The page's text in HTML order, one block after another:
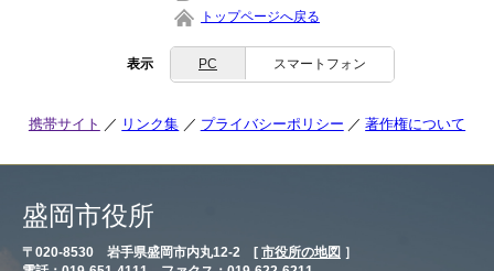
トップページへ戻る
表示 PC スマートフォン
携帯サイト リンク集 プライバシーポリシー 著作権について
盛岡市役所
〒020-8530 岩手県盛岡市内丸12-2 [ 市役所の地図 ］